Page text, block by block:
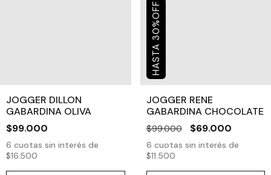
JOGGER DILLON
GABARDINA OLIVA
$99.000
6 cuotas sin interés de
$16.500
30
%
OFF
JOGGER RENE
GABARDINA CHOCOLATE
$99.000 $69.000
6 cuotas sin interés de
$11.500